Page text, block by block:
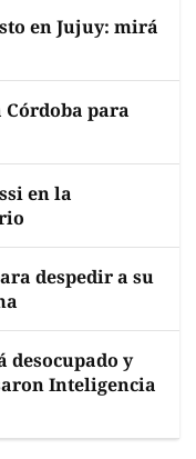
en Jujuy: mirá
para
en la
despedir a su
desocupado y
Inteligencia